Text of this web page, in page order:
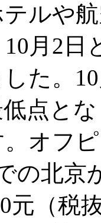
ルや
月2日
た。
点と
オフ
の北京
元（税